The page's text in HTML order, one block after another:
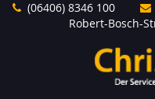
Direkt(06406) 8346 100
Robert-Bosch-